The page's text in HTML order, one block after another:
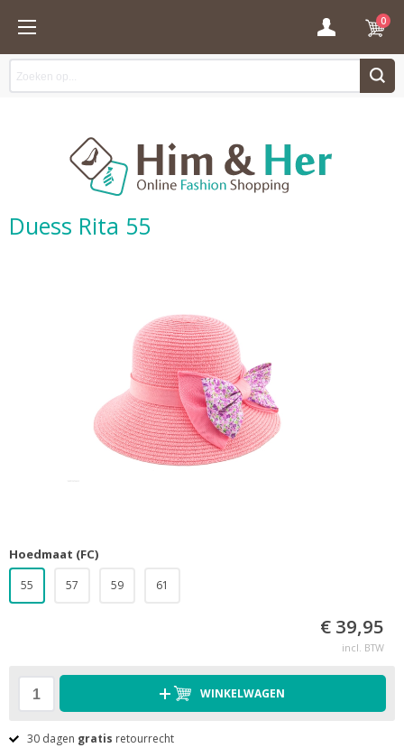
0
Duess Rita 55
Hoedmaat (FC)
55 57 59 61
€ 39,95
incl. BTW
WINKELWAGEN
30 dagen gratis retourrecht